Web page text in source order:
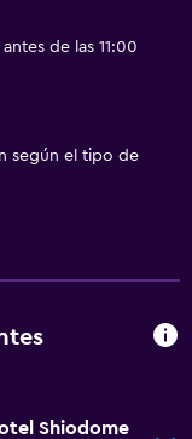
de las 11:00
según el tipo de
Shiodome